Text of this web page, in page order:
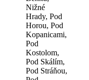
Nižné
Hrady, Pod
Horou, Pod
Kopanicami,
Pod
Kostolom,
Pod Skálím,
Pod Stráňou,